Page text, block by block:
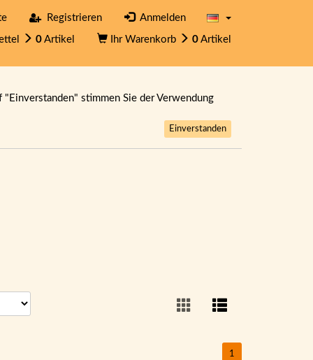
Registrieren Anmelden
0 Artikel Ihr Warenkorb 0 Artikel
stimmen Sie der Verwendung
Einverstanden
1